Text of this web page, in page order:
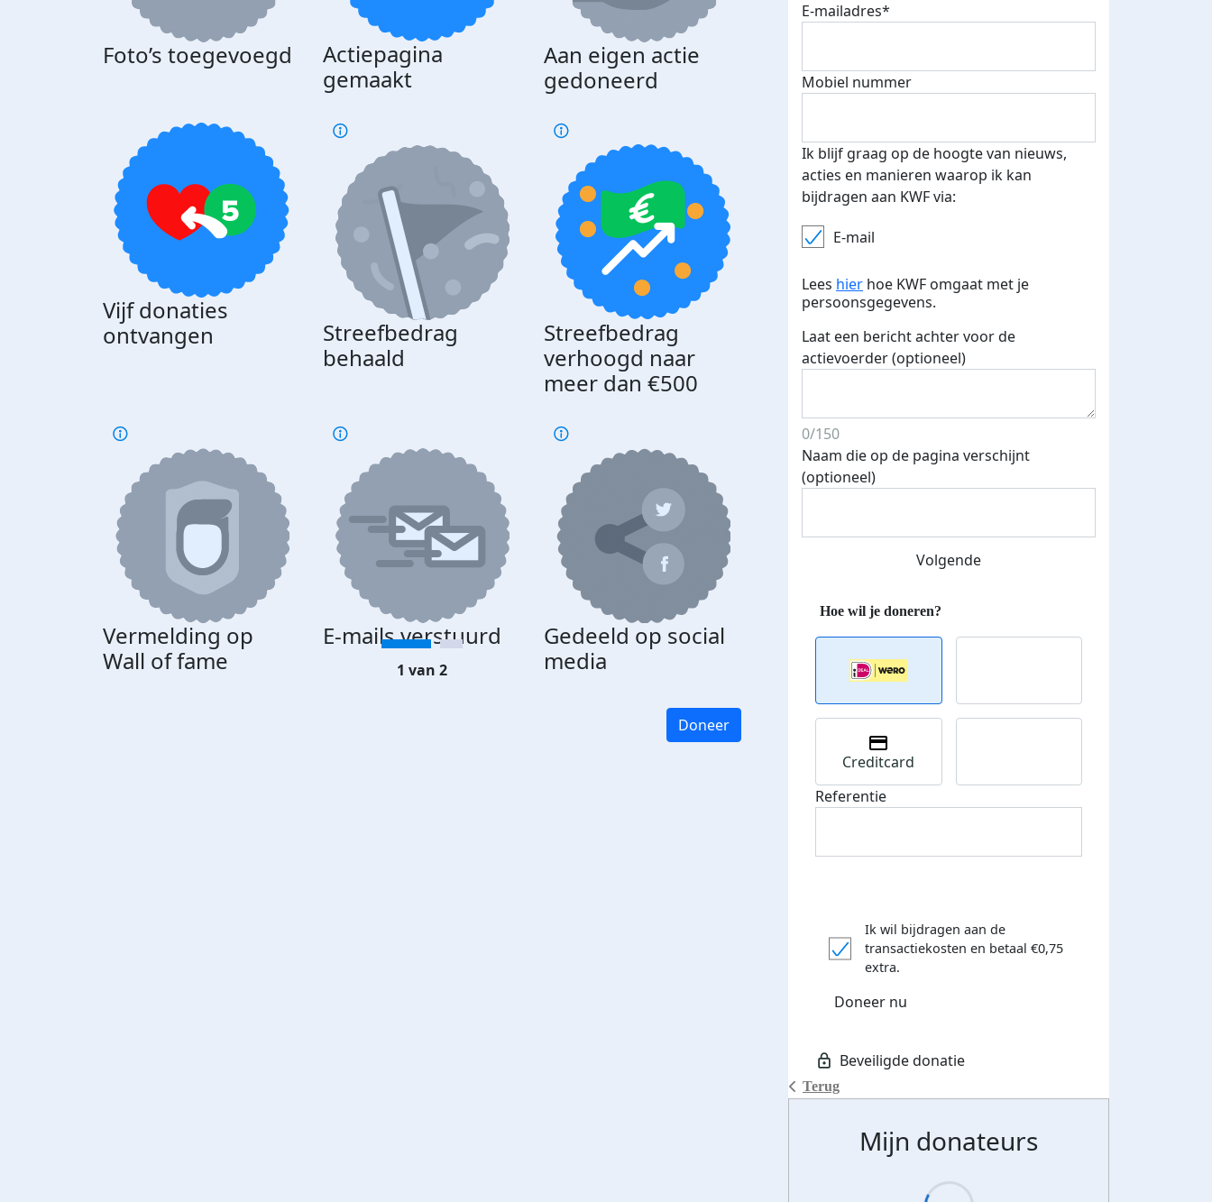
Foto’s toegevoegd
Actiepagina
gemaakt
Aan eigen actie
gedoneerd
Vijf donaties
ontvangen
Streefbedrag
behaald
Streefbedrag
verhoogd naar
meer dan €500
Vermelding op
Wall of fame
E-mails verstuurd
Gedeeld op social
media
bedankt
1 van 2
Doneer
E-mailadres*
Mobiel nummer
Ik blijf graag op de hoogte van nieuws,
acties en manieren waarop ik kan
bijdragen aan KWF via:
E-mail
Lees hier hoe KWF omgaat met je
persoonsgegevens.
Laat een bericht achter voor de
actievoerder (optioneel)
0/150
Naam die op de pagina verschijnt
(optioneel)
Volgende
Terug
Creditcard
Referentie
Ik wil bijdragen aan de
transactiekosten en betaal €0,75
extra.
Doneer nu
Mijn donateurs